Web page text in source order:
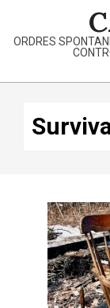
content
ORDRES
Primary